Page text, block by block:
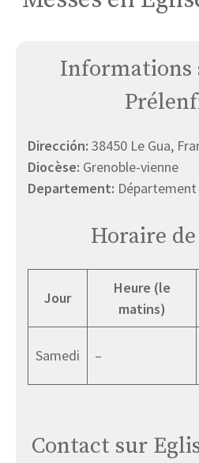
Informations
Dirección: 38450 Le Gua,
Diocèse: Grenoble-vienne
Departement: Département
Horaire de
Jour
Heure (le
matins)
Samedi –
Contact sur